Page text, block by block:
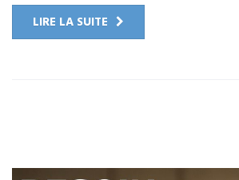
LIRE LA SUITE